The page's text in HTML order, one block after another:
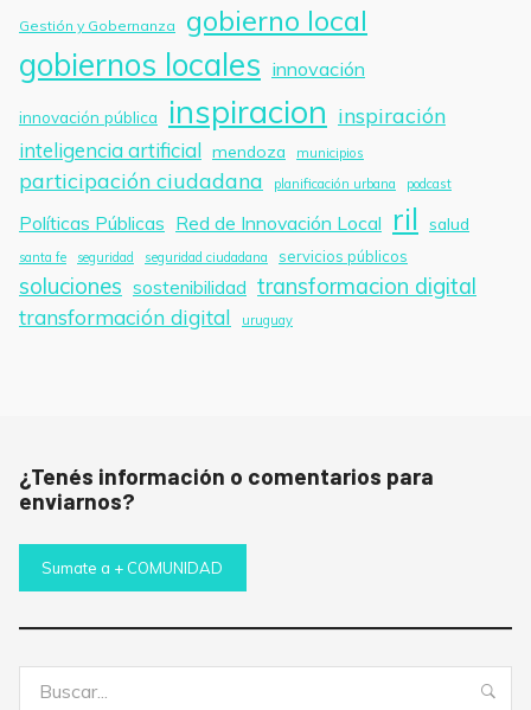
Gestión y Gobernanza gobierno local
gobiernos locales innovación
innovación pública inspiracion inspiración
inteligencia artificial mendoza municipios
participación ciudadana planificación urbana podcast
Políticas Públicas Red de Innovación Local ril salud
santa fe seguridad seguridad ciudadana servicios públicos
soluciones sostenibilidad transformacion digital
transformación digital uruguay
¿Tenés información o comentarios para
enviarnos?
Sumate a + COMUNIDAD